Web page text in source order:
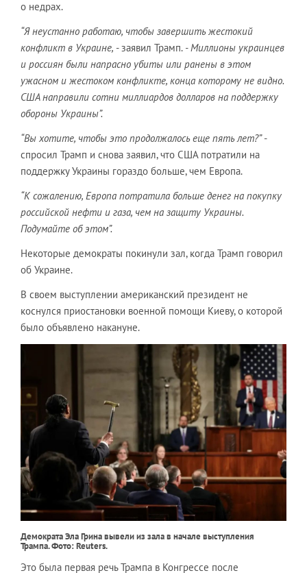
о недрах.
“Я неустанно работаю, чтобы завершить жестокий
конфликт в Украине, - заявил Трамп. - Миллионы украинцев
и россиян были напрасно убиты или ранены в этом
ужасном и жестоком конфликте, конца которому не видно.
США направили сотни миллиардов долларов на поддержку
обороны Украины”.
“Вы хотите, чтобы это продолжалось еще пять лет?”-
спросил Трамп и снова заявил, что США потратили на
поддержку Украины гораздо больше, чем Европа.
“К сожалению, Европа потратила больше денег на покупку
российской нефти и газа, чем на защиту Украины.
Подумайте об этом”.
Некоторые демократы покинули зал, когда Трамп говорил
об Украине.
В своем выступлении американский президент не
коснулся приостановки военной помощи Киеву, о которой
было объявлено накануне.
Демократа Эла Грина вывели из зала в начале выступления
Трампа. Фото: Reuters.
Это была первая речь Трампа в Конгрессе после